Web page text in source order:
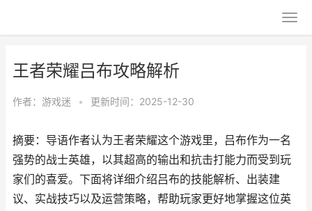
王者荣耀吕布攻略解析
作者： 游戏迷 • 更新时间：2025-12-30
摘要：导语作者认为王者荣耀这个游戏里，吕布作为一名
强势的战士英雄，以其超高的输出和抗击打能力而受到玩
家们的喜爱。下面将详细介绍吕布的技能解析、出装建
议、实战技巧以及运营策略，帮助玩家更好地掌握这位英